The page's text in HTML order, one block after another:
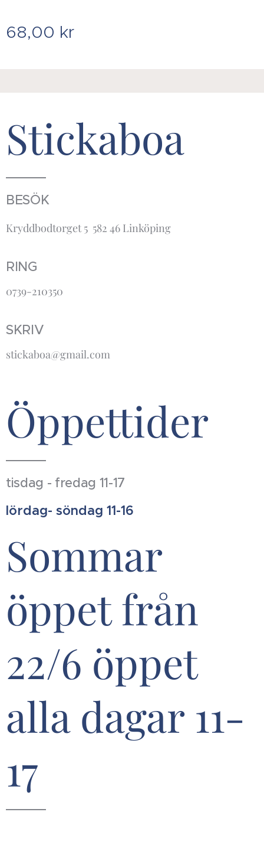
68,00 kr
Stickaboa
BESÖK
Kryddbodtorget 5 582 46 Linköping
RING
0739-210350
SKRIV
stickaboa@gmail.com
Öppettider
tisdag - fredag 11-17
lördag- söndag 11-16
Sommar
öppet från
22/6 öppet
alla dagar 11-
17